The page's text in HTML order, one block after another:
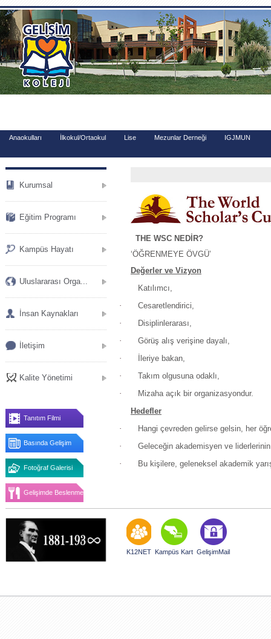
.
Anaokulları İlkokul/Ortaokul Lise Mezunlar Derneği IGJMUN
Kurumsal
Eğitim Programı
Kampüs Hayatı
Uluslararası Orga...
İnsan Kaynakları
İletişim
Kalite Yönetimi
Tanıtım Filmi
Basında Gelişim
Fotoğraf Galerisi
Gelişimde Beslenme
THE WSC NEDİR?
‘ÖĞRENMEYE ÖVGÜ’
Değerler ve Vizyon
Katılımcı,
·
Cesaretlendirici,
·
Disiplinlerarası,
·
Görüş alış verişine dayalı,
·
İleriye bakan,
·
Takım olgusuna odaklı,
·
Mizaha açık bir organizasyondur.
Hedefler
·
Hangi çevreden gelirse gelsin, her
·
Geleceğin akademisyen ve
·
Bu kişilere, geleneksel akademik
K12NET Kampüs Kart GelişimMail